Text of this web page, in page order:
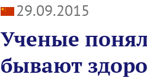
29.09.2015
Ученые
бывают